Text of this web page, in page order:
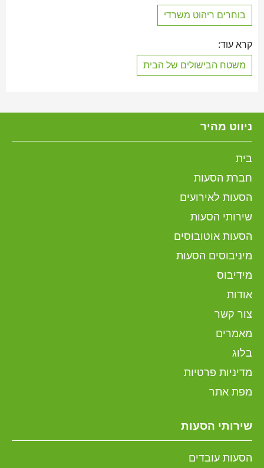
בוחרים ריהוט משרדי
קרא עוד:
משטח הבישולים של הבית
ניווט מהיר
בית
חברת הסעות
הסעות לאירועים
שירותי הסעות
הסעות אוטובוסים
מיניבוסים הסעות
מידיבוס
אודות
צור קשר
מאמרים
בלוג
מדיניות פרטיות
מפת אתר
שירותי הסעות
הסעות עובדים